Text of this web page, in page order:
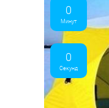
0
Минут
0
Секунд